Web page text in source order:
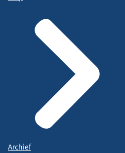
Archief